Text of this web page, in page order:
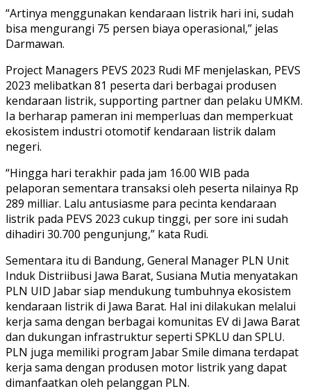
“Artinya menggunakan kendaraan listrik hari ini, sudah
bisa mengurangi 75 persen biaya operasional,” jelas
Darmawan.
Project Managers PEVS 2023 Rudi MF menjelaskan, PEVS
2023 melibatkan 81 peserta dari berbagai produsen
kendaraan listrik, supporting partner dan pelaku UMKM.
Ia berharap pameran ini memperluas dan memperkuat
ekosistem industri otomotif kendaraan listrik dalam
negeri.
“Hingga hari terakhir pada jam 16.00 WIB pada
pelaporan sementara transaksi oleh peserta nilainya Rp
289 milliar. Lalu antusiasme para pecinta kendaraan
listrik pada PEVS 2023 cukup tinggi, per sore ini sudah
dihadiri 30.700 pengunjung,” kata Rudi.
Sementara itu di Bandung, General Manager PLN Unit
Induk Distriibusi Jawa Barat, Susiana Mutia menyatakan
PLN UID Jabar siap mendukung tumbuhnya ekosistem
kendaraan listrik di Jawa Barat. Hal ini dilakukan melalui
kerja sama dengan berbagai komunitas EV di Jawa Barat
dan dukungan infrastruktur seperti SPKLU dan SPLU.
PLN juga memiliki program Jabar Smile dimana terdapat
kerja sama dengan produsen motor listrik yang dapat
dimanfaatkan oleh pelanggan PLN.